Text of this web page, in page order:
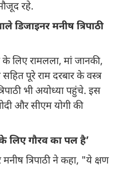
रहे.
डिजाइनर मनीष त्रिपाठी
लिए रामलला, मां जानकी,
पूरे राम दरबार के वस्त्र
भी अयोध्या पहुंचे. इस
और सीएम योगी की
लिए गौरव का पल है’
त्रिपाठी ने कहा, "ये क्षण